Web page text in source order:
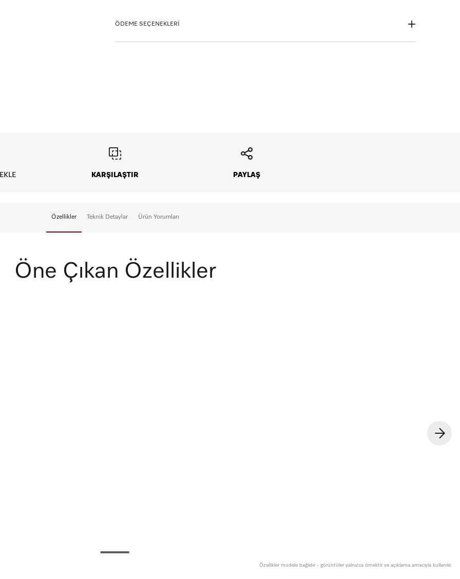
ÖDEME SEÇENEKLERİ
5
KARŞILAŞTIR PAYLAŞ
Özellikler Teknik Detaylar Ürün Yorumları
Öne Çıkan Özellikler
Özellikler modele bağlıdır - görüntüler yalnızca örnektir ve açıklama amacıyla kullanılır.